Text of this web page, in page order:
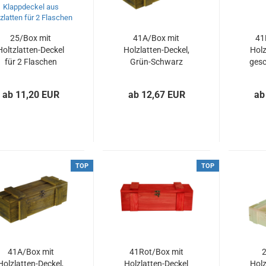
25/Box mit
Deckel
für 2 Flaschen
ab 11,20 EUR
41A/Box mit
Holzlatten-Deckel,
Grün-Schwarz
ab 12,67 EUR
TOP
41A/Box mit
Deckel,
TOP
41Rot/Box mit
Holzlatten-Deckel